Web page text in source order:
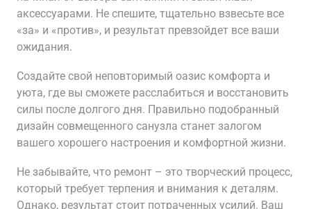
аксессуарами. Не спешите, тщательно взвесьте все
«за» и «против», и результат превзойдет все ваши
ожидания.
Создайте свой неповторимый оазис комфорта и
уюта, где вы сможете расслабиться и восстановить
силы после долгого дня. Правильно подобранный
дизайн совмещенного санузла станет залогом
вашего хорошего настроения и комфортной жизни.
Не забывайте, что ремонт – это творческий процесс,
который требует терпения и внимания к деталям.
Однако, результат стоит потраченных усилий. Ваш